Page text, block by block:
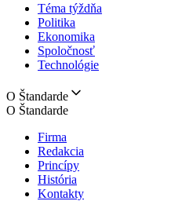
Téma týždňa
Politika
Ekonomika
Spoločnosť
Technológie
O Štandarde
O Štandarde
Firma
Redakcia
Princípy
História
Kontakty